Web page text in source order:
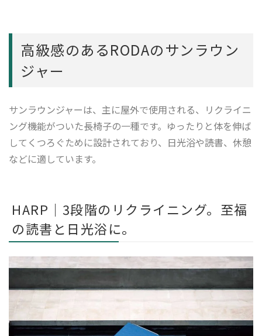
高級感のあるRODAのサンラウン
ジャー
サンラウンジャーは、主に屋外で使用される、リクライニ
ング機能がついた長椅子の一種です。ゆったりと体を伸ば
してくつろぐために設計されており、日光浴や読書、休憩
などに適しています。
HARP｜3段階のリクライニング。至福
の読書と日光浴に。